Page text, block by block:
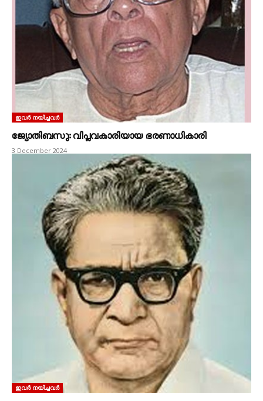
ഇവർ നയിച്ചവർ
ജ്യോതിബസു: വിപ്ലവകാരിയായ ഭരണാധികാരി
3 December 2024
ഇവർ നയിച്ചവർ